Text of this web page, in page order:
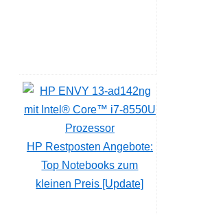
HP Restposten Angebote:
Top Notebooks zum
kleinen Preis [Update]